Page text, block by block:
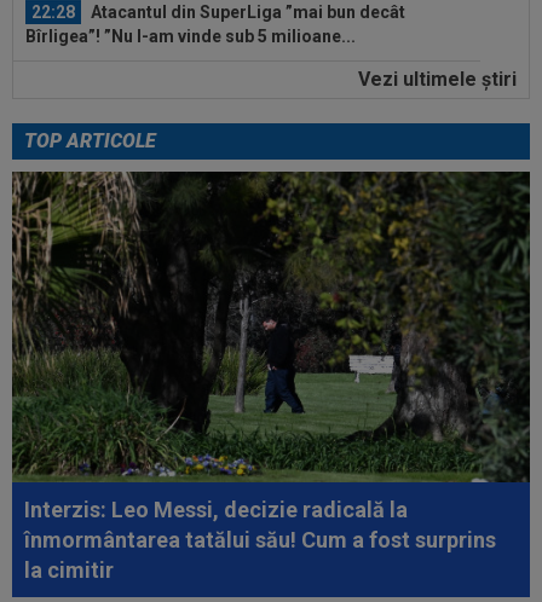
22:28
Atacantul din SuperLiga ”mai bun decât
Bîrligea”! ”Nu l-am vinde sub 5 milioane...
A fost la meciul din această etapă și nu s-a
23:11 VIDEO
Matei Popa, gafă uriașă în Sepsi -
FCSB
23:10 LIVE VIDEO&TEXT
Sepsi - FCSB 0-0.
Presiune la ambele porți pe final de meci
23:09
Gigi Becali s-a pronunțat, după ce Ioan Varga a
bătut palma cu Marius Șumudică
23:04
A fost ”bărbat”, dar doar 45 de minute! OUT la
pauza meciului Sepsi - FCSB
22:40 EXCLUSIV
Verdict dur la pauza meciului
Sespi - FCSB! Cei 3 jucători ”roș-albaștri” care...
Vezi ultimele ştiri
TOP ARTICOLE
Interzis: Leo Messi, decizie radicală la
înmormântarea tatălui său! Cum a fost surprins
la cimitir